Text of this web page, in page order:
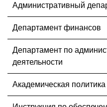
Административный
Департамент финансов
Департамент по
деятельности
Академическая политика